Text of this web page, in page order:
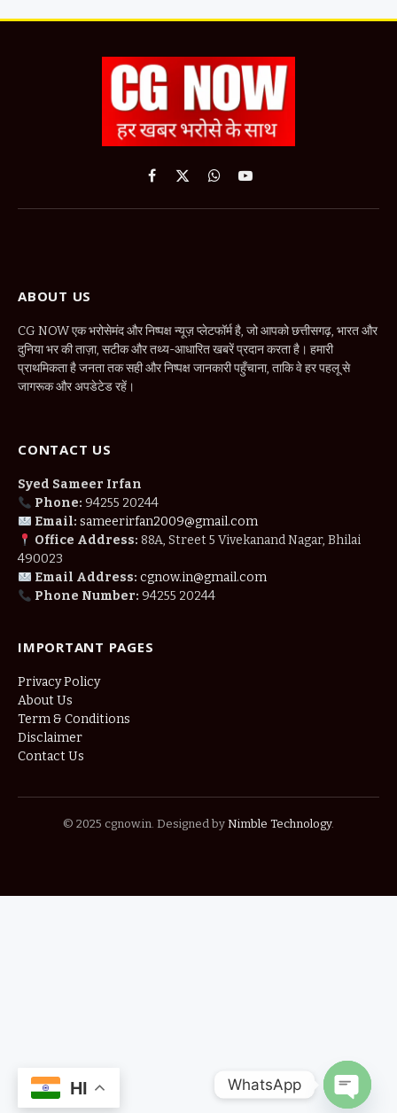
Facebook
X
WhatsApp
YouTube
ABOUT US
CG NOW एक भरोसेमंद और निष्पक्ष न्यूज़ प्लेटफॉर्म है, जो आपको छत्तीसगढ़, भारत और
दुनिया भर की ताज़ा, सटीक और तथ्य-आधारित खबरें प्रदान करता है। हमारी
प्राथमिकता है जनता तक सही और निष्पक्ष जानकारी पहुँचाना, ताकि वे हर पहलू से
जागरूक और अपडेटेड रहें।
CONTACT US
Syed Sameer Irfan
Phone: 94255 20244
Email: sameerirfan2009@gmail.com
Office Address: 88A, Street 5 Vivekanand Nagar, Bhilai
490023
Email Address: cgnow.in@gmail.com
Phone Number: 94255 20244
IMPORTANT PAGES
Privacy Policy
About Us
Term & Conditions
Disclaimer
Contact Us
© 2025 cgnow.in. Designed by Nimble Technology.
HI WhatsApp